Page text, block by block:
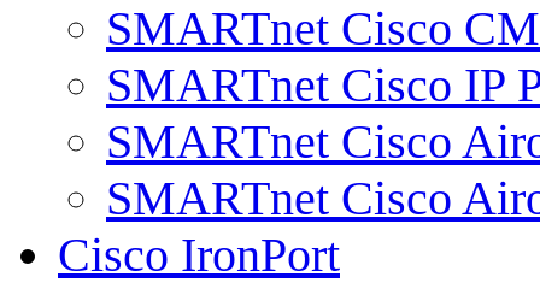
SMARTnet Cisco
SMARTnet Cisco IP
SMARTnet Cisco
SMARTnet Cisco
Cisco IronPort